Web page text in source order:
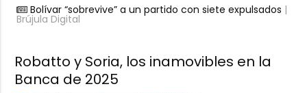
Bolívar “sobrevive” a un partido con siete expulsados |
Brújula Digital
Robatto y Soria, los inamovibles en la
Banca de 2025